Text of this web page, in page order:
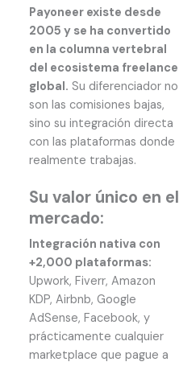
Payoneer existe desde
2005 y se ha convertido
en la columna vertebral
del ecosistema freelance
global. Su diferenciador no
son las comisiones bajas,
sino su integración directa
con las plataformas donde
realmente trabajas.
Su valor único en el
mercado:
Integración nativa con
+2,000 plataformas:
Upwork, Fiverr, Amazon
KDP, Airbnb, Google
AdSense, Facebook, y
prácticamente cualquier
marketplace que pague a